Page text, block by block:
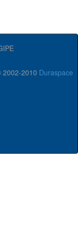
2002-2010 Duraspace